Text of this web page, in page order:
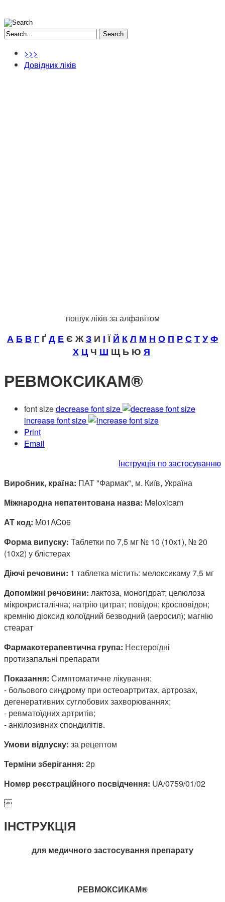
Search
>>>
Довідник ліків
пошук ліків за алфавітом
А Б В Г ҐД ЕЄ ЖЗ И ІЇЙ КЛ М Н О П РСТУФ
Х ЦЧ Ш Щ Ь Ю Я
РЕВМОКСИКАМ®
font sizedecrease font size
increase font size
Print
Email
Інструкція по застосуванню
Виробник, країна: ПАТ "Фармак", м. Київ, Україна
Міжнародна непатентована назва: Meloxicam
АТ код: M01AC06
Форма випуску: Таблетки по 7,5 мг № 10 (10х1), № 20
(10х2) у блістерах
Діючі речовини: 1 таблетка містить: мелоксикаму 7,5 мг
Допоміжні речовини: лактоза, моногідрат; целюлоза
мікрокристалічна; натрію цитрат; повідон; кросповідон;
кремнію діоксид колоїдний безводний (аеросил); магнію
стеарат
Фармакотерапевтична група: Нестероїдні
протизапальні препарати
Показання: Симптоматичне лікування:
- больового синдрому при остеоартритах, артрозах,
дегенеративних суглобових захворюваннях;
- ревматоїдних артритів;
- анкілозивних спондилітів.
Умови відпуску: за рецептом
Терміни зберігання: 2р
Номер реєстраційного посвідчення: UA/0759/01/02

ІНСТРУКЦІЯ
для медичного застосування препарату
РЕВМОКСИКАМ®